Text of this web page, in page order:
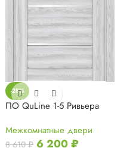
-28%
ПО QuLine 1-5 Ривьера
Межкомнатные двери
8 610₽ 6 200₽